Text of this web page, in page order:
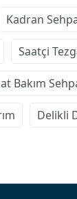
Kadran
Saatçi
Bakım
Delikli